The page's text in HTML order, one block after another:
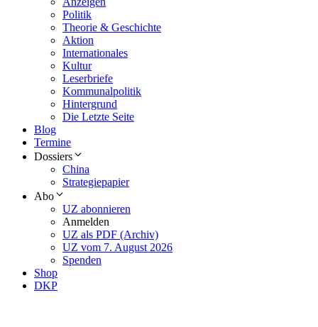
Politik
Theorie & Geschichte
Aktion
Internationales
Kultur
Leserbriefe
Kommunalpolitik
Hintergrund
Die Letzte Seite
Blog
Termine
Dossiers
China
Strategiepapier
Abo
UZ abonnieren
Anmelden
UZ als PDF (Archiv)
UZ vom 7. August 2026
Spenden
Shop
DKP